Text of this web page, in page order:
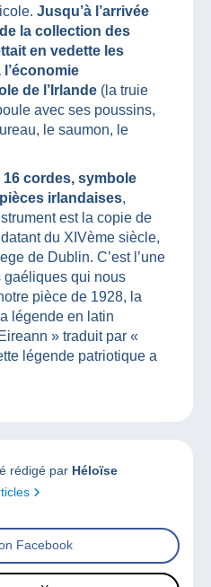
Jusqu’à l’arrivée
la collection des
en vedette les
de l’Irlande (la truie
avec ses poussins,
le saumon, le
16 cordes, symbole
irlandaises,
est la copie de
du XIVème siècle,
de Dublin. C’est l’une
gaéliques qui nous
pièce de 1928, la
légende en latin
» traduit par «
légende patriotique a
rédigé par Héloïse
Facebook